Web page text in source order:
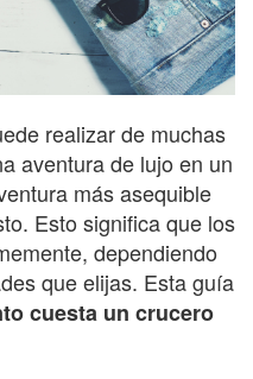
realizar de muchas
aventura de lujo en un
más asequible
Esto significa que los
dependiendo
que elijas. Esta guía
cuesta un crucero